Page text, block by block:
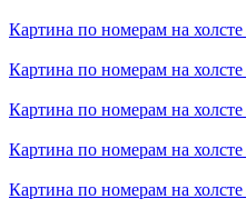
Картина по номерам на холсте
Картина по номерам на холсте
Картина по номерам на холсте
Картина по номерам на холсте
Картина по номерам на холсте